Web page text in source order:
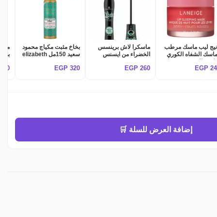
ليب ماسك مرطب
الشفاه الكوري
laneige lip
EGP
ماسكرا لاش برينسس
الخضراء من ايسنس
Princess False Lash
260
EGP
بخاخ مثبت مكياج محمود
سعيد 150مل elizabeth
spray
320
EGP
310
إضافة العرض للسلة 🛒